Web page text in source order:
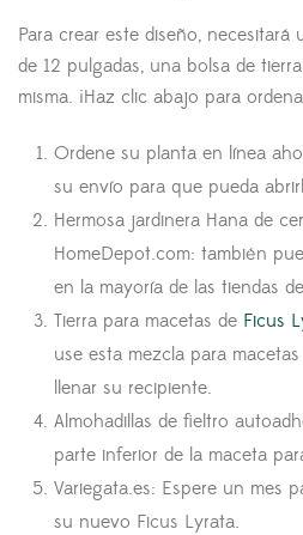
Para crear este diseño, necesitará
de 12 pulgadas, una bolsa de
misma. ¡Haz clic abajo para
Ordene su planta en línea
su envío para que pueda
Hermosa jardinera Hana de
HomeDepot.com: también
en la mayoría de las tiendas
Tierra para macetas de Ficus
use esta mezcla para
llenar su recipiente.
Almohadillas de fieltro
parte inferior de la maceta
Variegata.es: Espere un mes
su nuevo Ficus Lyrata.